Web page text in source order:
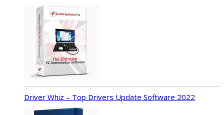
Driver Whiz – Top Drivers Update Software 2022